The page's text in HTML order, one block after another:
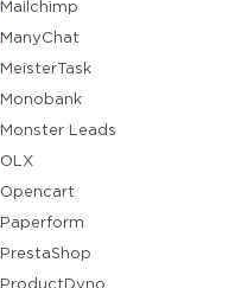
Mailchimp
ManyChat
MeisterTask
Monobank
Monster Leads
OLX
Opencart
Paperform
PrestaShop
ProductDyno